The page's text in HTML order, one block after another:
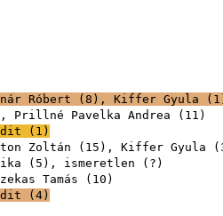
Róbert ( 8 ), Kiffer Gyula ( 1
Prillné Pavelka Andrea ( 11
( 1 )
Zoltán ( 15 ), Kiffer Gyula (
( 5 ),
Tamás ( 10
( 4 )